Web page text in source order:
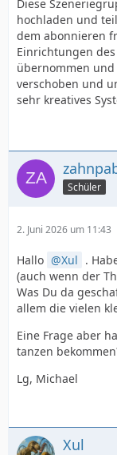
Diese
hochladen und
dem abonnieren
Einrichtungen
übernommen
verschoben und
sehr kreatives
Schüler
2. Juni 2026 um 11:43
Hallo Xul .
(auch wenn der
Was Du da
allem die vielen
Eine Frage aber
tanzen
Lg, Michael
Xul